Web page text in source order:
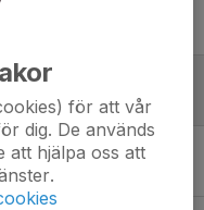
för att vår
dig. De används
att hjälpa oss att